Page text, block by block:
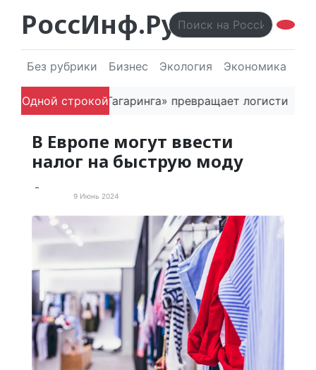
РоссИнф.Ру
Без рубрики Бизнес Экология Экономика
Одной строкой«Гагаринга» превращает логистическую
В Европе могут ввести
налог на быструю моду
9 Июнь 2024